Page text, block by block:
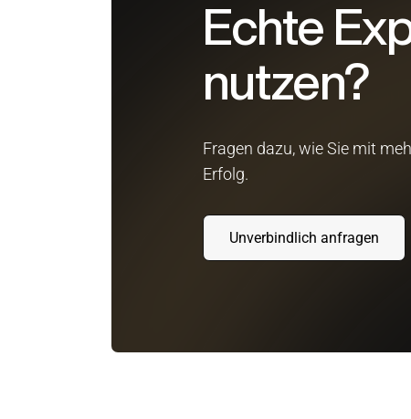
Echte
nutzen?
Fragen dazu, wie Sie mit
Erfolg.
Unverbindlich anfragen